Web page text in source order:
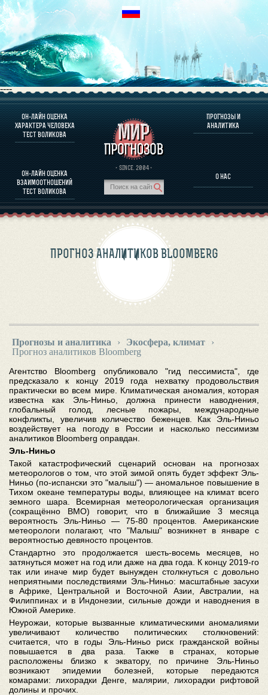
----
ОН-ЛАЙН ОЦЕНКА
ХАРАКТЕРА ЧЕЛОВЕКА
ТЕСТ ВОЛИКОВА
ОН-ЛАЙН ОЦЕНКА
ВЗАИМООТНОШЕНИЙ
ТЕСТ ВОЛИКОВА
· SINCE. 2004 ·
ПРОГНОЗЫ И
АНАЛИТИКА
О НАС
О ПРОГРАММЕ
ОЦЕНКА ХАРАКТЕРA ЧЕЛОВЕКА
ОЦЕНКА ХАРАКТЕРА ВЫДАЮЩИХСЯ ЛИЧНОСТЕЙ
О ПРОГРАММЕ
ПРОГНОЗЫ И АНАЛИТИКА
ПРОГНОЗ АНАЛИТИКОВ BLOOMBERG
Прогнозы и аналитика › Экосфера, климат
›
Прогноз аналитиков Bloomberg
Агентство Bloomberg опубликовало "гид пессимиста", где
предсказало к концу 2019 года нехватку продовольствия
практически во всем мире. Климатическая аномалия, которая
известна как Эль-Ниньо, должна принести наводнения,
глобальный голод, лесные пожары, международные
конфликты, увеличив количество беженцев. Как Эль-Ниньо
воздействует на погоду в России и насколько пессимизм
аналитиков Bloomberg оправдан.
Эль-Ниньо
Такой катастрофический сценарий основан на прогнозах
метеорологов о том, что этой зимой опять будет эффект Эль-
Ниньо (по-испански это "малыш") — аномальное повышение в
Тихом океане температуры воды, влияющее на климат всего
земного шара. Всемирная метеорологическая организация
(сокращённо ВМО) говорит, что в ближайшие 3 месяца
вероятность Эль-Ниньо — 75-80 процентов. Американские
метеорологи полагают, что "Малыш" возникнет в январе с
вероятностью девяносто процентов.
Стандартно это продолжается шесть-восемь месяцев, но
затянуться может на год или даже на два года. К концу 2019-го
так или иначе мир будет вынужден столкнуться с довольно
неприятными последствиями Эль-Ниньо: масштабные засухи
в Африке, Центральной и Восточной Азии, Австралии, на
Филиппинах и в Индонезии, сильные дожди и наводнения в
Южной Америке.
Неурожаи, которые вызванные климатическими аномалиями
увеличивают количество политических столкновений:
считается, что в годы Эль-Ниньо риск гражданской войны
повышается в два раза. Также в странах, которые
расположены близко к экватору, по причине Эль-Ниньо
возникают эпидемии болезней, которые передаются
комарами: лихорадки Денге, малярии, лихорадки рифтовой
долины и прочих.